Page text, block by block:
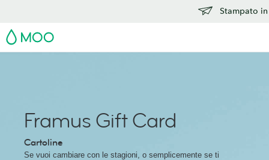
Stampato
MOO
Framus Gift Card
Cartoline
Se vuoi cambiare con le stagioni, o semplicemente se ti